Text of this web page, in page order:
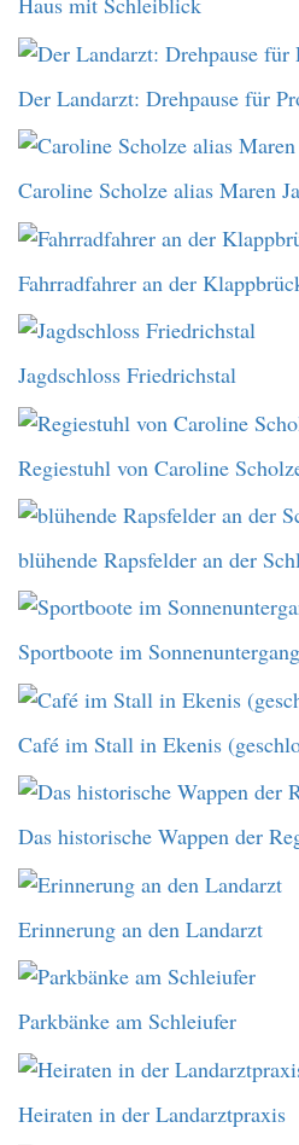
Der Landarzt: Drehpause für
Caroline Scholze alias Maren
Fahrradfahrer an der
Jagdschloss Friedrichstal
Regiestuhl von Caroline
blühende Rapsfelder an der
Sportboote im Sonnenuntergang
Café im Stall in Ekenis
Das historische Wappen der
Erinnerung an den Landarzt
Parkbänke am Schleiufer
Heiraten in der Landarztpraxis